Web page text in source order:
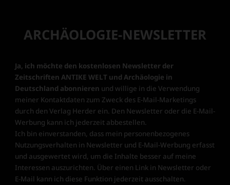
ARCHÄOLOGIE-NEWSLETTER
Ja, ich möchte den kostenlosen Newsletter der
Zeitschriften ANTIKE WELT und Archäologie in
Deutschland abonnieren und willige in die Verwendung
meiner Kontaktdaten zum Zweck des E-Mail-Marketings
durch den Verlag Herder ein. Den Newsletter oder die E-Mail-
Werbung kann ich jederzeit abbestellen.
Ich bin einverstanden, dass mein personenbezogenes
Nutzungsverhalten in Newsletter und E-Mail-Werbung erfasst
und ausgewertet wird, um die Inhalte besser auf meine
Interessen auszurichten. Über einen Link in Newsletter oder
E-Mail kann ich diese Funktion jederzeit ausschalten.